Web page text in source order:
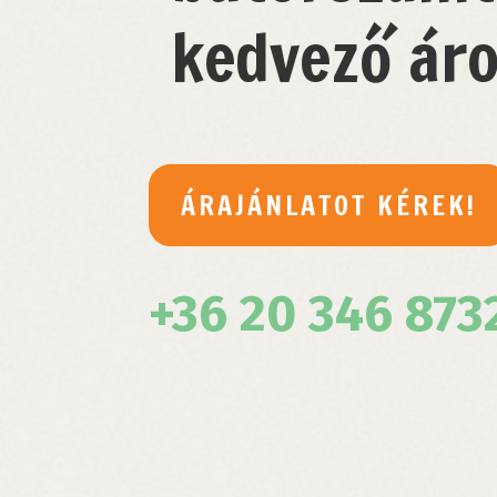
kedvező
ÁRAJÁNLATOT KÉREK!
+36 20 346